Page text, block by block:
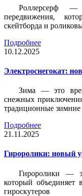
Роллерсерф —
передвижения,
скейтборда и
Подробнее
10.12.2025
Электроснегокат:
Зима — это
снежных
традиционные зимние
Подробнее
21.11.2025
Гироролики: новый
Гироролики —
который объединяет
гироскутеров